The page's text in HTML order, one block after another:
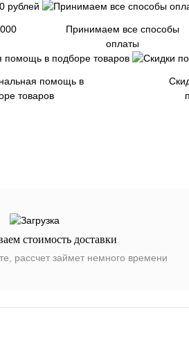
Принимаем все способы
оплаты
помощь в
товаров
стоимость доставки
рассчет займет немного времени